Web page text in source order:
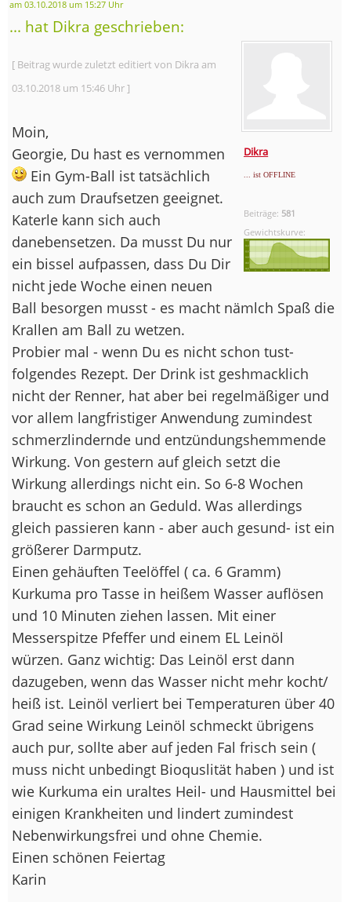
am 03.10.2018 um 15:27 Uhr
... hat Dikra geschrieben:
Dikra
... ist OFFLINE
Beiträge: 581
Gewichtskurve:
[ Beitrag wurde zuletzt editiert von Dikra am
03.10.2018 um 15:46 Uhr ]
Moin,
Georgie, Du hast es vernommen
Ein Gym-Ball ist tatsächlich
auch zum Draufsetzen geeignet.
Katerle kann sich auch
danebensetzen. Da musst Du nur
ein bissel aufpassen, dass Du Dir
nicht jede Woche einen neuen
Ball besorgen musst - es macht nämlch Spaß die
Krallen am Ball zu wetzen.
Probier mal - wenn Du es nicht schon tust-
folgendes Rezept. Der Drink ist geshmacklich
nicht der Renner, hat aber bei regelmäßiger und
vor allem langfristiger Anwendung zumindest
schmerzlindernde und entzündungshemmende
Wirkung. Von gestern auf gleich setzt die
Wirkung allerdings nicht ein. So 6-8 Wochen
braucht es schon an Geduld. Was allerdings
gleich passieren kann - aber auch gesund- ist ein
größerer Darmputz.
Einen gehäuften Teelöffel ( ca. 6 Gramm)
Kurkuma pro Tasse in heißem Wasser auflösen
und 10 Minuten ziehen lassen. Mit einer
Messerspitze Pfeffer und einem EL Leinöl
würzen. Ganz wichtig: Das Leinöl erst dann
dazugeben, wenn das Wasser nicht mehr kocht/
heiß ist. Leinöl verliert bei Temperaturen über 40
Grad seine Wirkung Leinöl schmeckt übrigens
auch pur, sollte aber auf jeden Fal frisch sein (
muss nicht unbedingt Bioquslität haben ) und ist
wie Kurkuma ein uraltes Heil- und Hausmittel bei
einigen Krankheiten und lindert zumindest
Nebenwirkungsfrei und ohne Chemie.
Einen schönen Feiertag
Karin